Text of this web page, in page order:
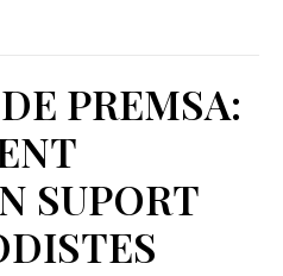
PREMSA:
SUPORT